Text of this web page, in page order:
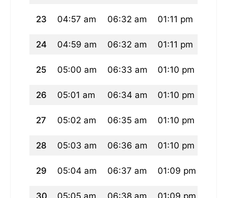
23 04:57 am 06:32 am 01:11 pm
24 04:59 am 06:32 am 01:11 pm
25 05:00 am 06:33 am 01:10 pm
26 05:01 am 06:34 am 01:10 pm
27 05:02 am 06:35 am 01:10 pm
28 05:03 am 06:36 am 01:10 pm
29 05:04 am 06:37 am 01:09 pm